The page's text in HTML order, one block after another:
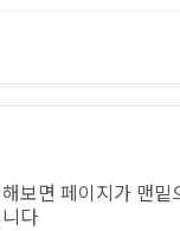
보면 페이지가 맨밑
다